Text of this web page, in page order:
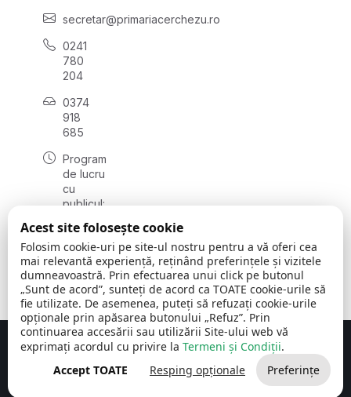
secretar@primariacerchezu.ro
0241
780
204
0374
918
685
Program
de lucru
cu
publicul:
08:00 -
16:30
, vineri:
08:00 -
14:00
Comuna Cerchezu © 2026Toate drepturile rezervate
Concept realizat de Big Media Relații Publice SRL
Acest site folosește cookie
Folosim cookie-uri pe site-ul nostru pentru a vă oferi cea
mai relevantă experiență, reținând preferințele și vizitele
dumneavoastră. Prin efectuarea unui click pe butonul
„Sunt de acord”, sunteți de acord ca TOATE cookie-urile să
fie utilizate. De asemenea, puteți să refuzați cookie-urile
opționale prin apăsarea butonului „Refuz”. Prin
continuarea accesării sau utilizării Site-ului web vă
exprimați acordul cu privire la Termeni și Condiții.
Accept TOATE
Resping opționale Preferințe